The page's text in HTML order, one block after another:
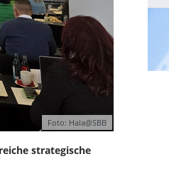
Foto: Hala@SBB
strategische